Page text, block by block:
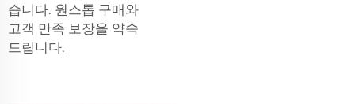
습니다. 원스톱 구매와
고객 만족 보장을 약속
드립니다.